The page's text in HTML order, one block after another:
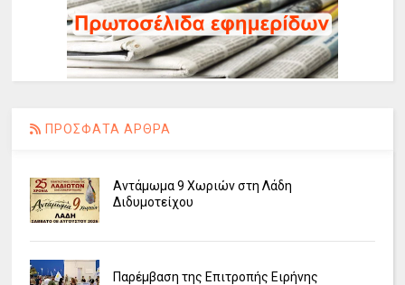
ΠΡΟΣΦΑΤΑ ΑΡΘΡΑ
Αντάμωμα 9 Χωριών στη Λάδη
Διδυμοτείχου
Παρέμβαση της Επιτροπής Ειρήνης